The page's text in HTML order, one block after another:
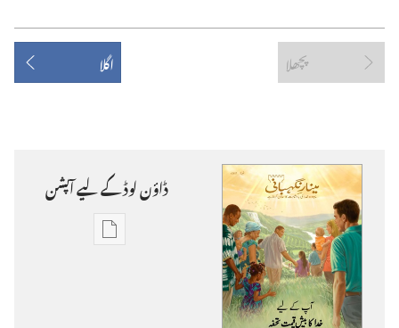
پچھلا اگلا
ڈاؤن‌ لوڈ کے لیے آپشن
ڈاؤن‌